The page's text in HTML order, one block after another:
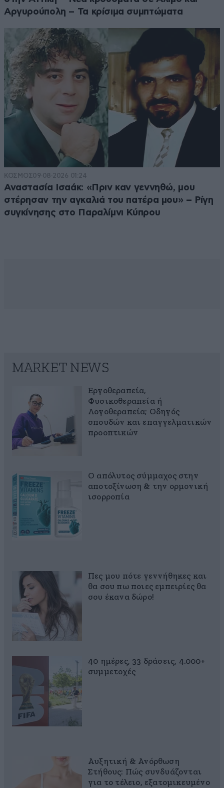
Αργυρούπολη – Τα κρίσιμα συμπτώματα
ΚΟΣΜΟΣ09·08·2026 01:24
Αναστασία Ισαάκ: «Πριν καν γεννηθώ, μου
στέρησαν την αγκαλιά του πατέρα μου» – Ρίγη
συγκίνησης στο Παραλίμνι Κύπρου
MARKET NEWS
Εργοθεραπεία,
Φυσικοθεραπεία ή
Λογοθεραπεία; Οδηγός
σπουδών και επαγγελματικών
προοπτικών
Ο απόλυτος σύμμαχος στην
αποτοξίνωση & την ορμονική
ισορροπία
Πες μου πότε γεννήθηκες και
θα σου πω ποιες εμπειρίες θα
σου έκανα δώρο!
40 ημέρες, 33 δράσεις, 4.000+
συμμετοχές
Αυξητική & Ανόρθωση
Στήθους: Πώς συνδυάζονται
για το τέλειο, εξατομικευμένο